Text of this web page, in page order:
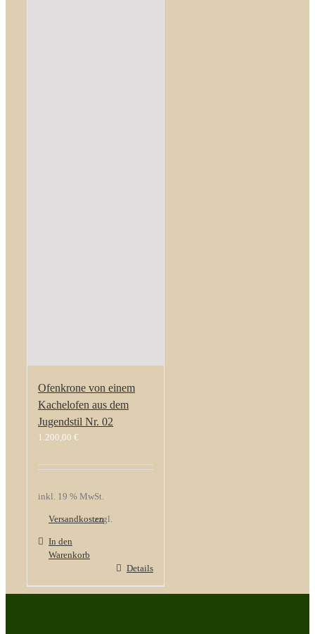
Ofenkrone von einem
Kachelofen aus dem
Jugendstil Nr. 02
1.200,00 €
inkl. 19 % MwSt.
zzgl.
Versandkosten
In den
Warenkorb
Details